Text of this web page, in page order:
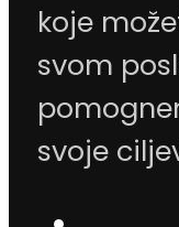
koje
svom
svoje